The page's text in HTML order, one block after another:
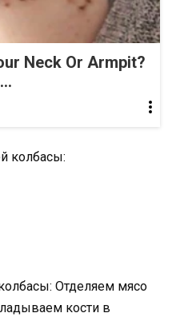
Neck Or Armpit?
колбасы:
Отделяем мясо
кости в